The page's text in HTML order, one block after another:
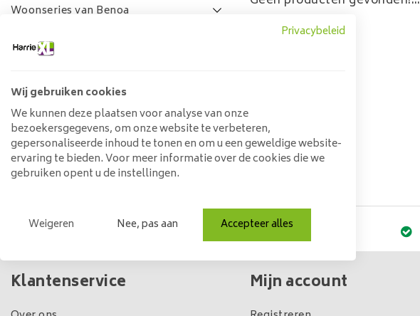
Woonseries van Benoa
FAQ
Prijs
Min: €0 Max: €5
Eigen winkel & voorraad
Klantenservice Mijn account
Privacybeleid
Wij gebruiken cookies
We kunnen deze plaatsen voor analyse van onze
bezoekersgegevens, om onze website te verbeteren,
gepersonaliseerde inhoud te tonen en om u een geweldige website-
ervaring te bieden. Voor meer informatie over de cookies die we
gebruiken opent u de instellingen.
Weigeren Nee, pas aan Accepteer alles